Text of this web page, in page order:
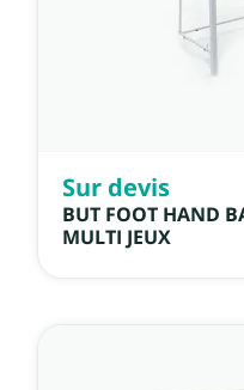
Sur devis
BUT FOOT HAND
MULTI JEUX